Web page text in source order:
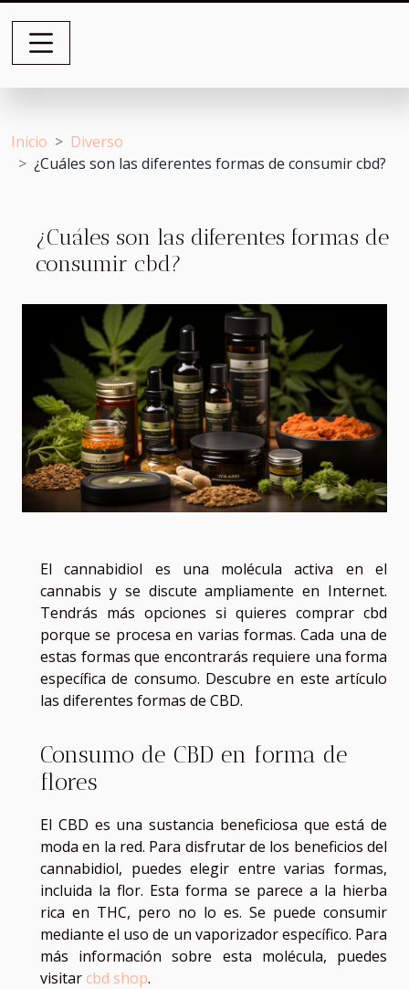
Inicio
Diverso
¿Cuáles son las diferentes formas de consumir cbd?
¿Cuáles son las diferentes formas de
consumir cbd?
El cannabidiol es una molécula activa en el
cannabis y se discute ampliamente en Internet.
Tendrás más opciones si quieres comprar cbd
porque se procesa en varias formas. Cada una de
estas formas que encontrarás requiere una forma
específica de consumo. Descubre en este artículo
las diferentes formas de CBD.
Consumo de CBD en forma de
flores
El CBD es una sustancia beneficiosa que está de
moda en la red. Para disfrutar de los beneficios del
cannabidiol, puedes elegir entre varias formas,
incluida la flor. Esta forma se parece a la hierba
rica en THC, pero no lo es. Se puede consumir
mediante el uso de un vaporizador específico. Para
más información sobre esta molécula, puedes
visitar cbd shop.